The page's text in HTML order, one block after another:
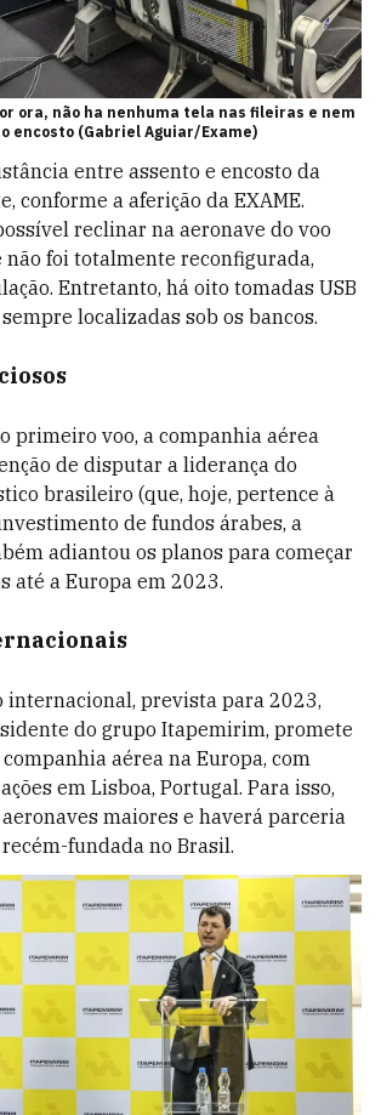
ora, não ha nenhuma tela nas fileiras e nem
encosto (Gabriel Aguiar/Exame)
entre assento e encosto da
conforme a aferição da EXAME.
reclinar na aeronave do voo
foi totalmente reconfigurada,
Entretanto, há oito tomadas USB
localizadas sob os bancos.
primeiro voo, a companhia aérea
de disputar a liderança do
brasileiro (que, hoje, pertence à
de fundos árabes, a
adiantou os planos para começar
até a Europa em 2023.
internacional, prevista para 2023,
do grupo Itapemirim, promete
aérea na Europa, com
em Lisboa, Portugal. Para isso,
maiores e haverá parceria
fundada no Brasil.